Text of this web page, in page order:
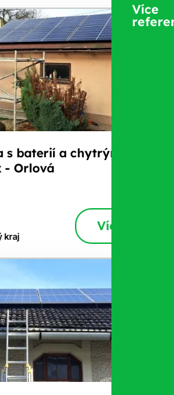
baterií a chytrým
- Orlová
kraj
Více
Více